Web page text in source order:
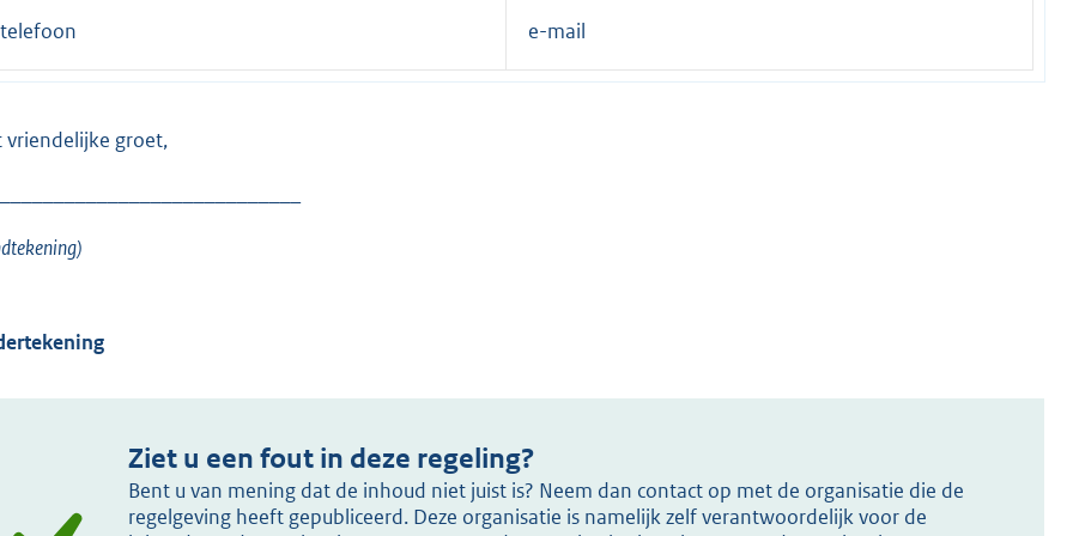
telefoon e-mail
vriendelijke groet,
Ziet u een fout in deze regeling?
Bent u van mening dat de inhoud niet juist is? Neem dan contact op met de organisatie die de
regelgeving heeft gepubliceerd. Deze organisatie is namelijk zelf verantwoordelijk voor de